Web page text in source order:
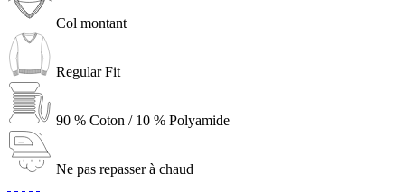
Col montant
Regular Fit
90 % Coton / 10 % Polyamide
Ne pas repasser à chaud